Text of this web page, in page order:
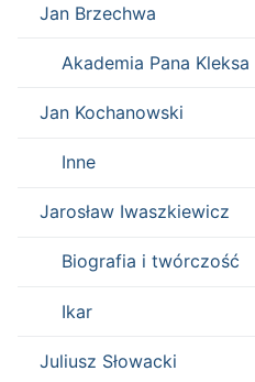
Jan Brzechwa
Akademia Pana Kleksa
Jan Kochanowski
Inne
Jarosław Iwaszkiewicz
Biografia i twórczość
Ikar
Juliusz Słowacki